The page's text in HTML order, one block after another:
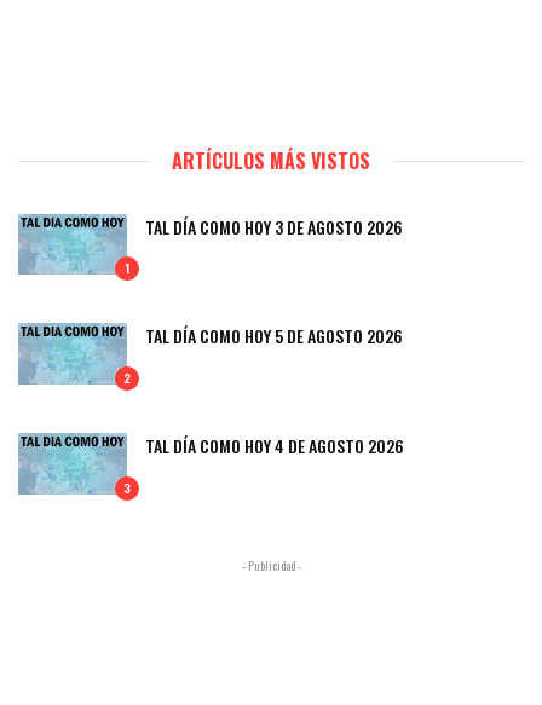
ARTÍCULOS MÁS VISTOS
1
TAL DÍA COMO HOY 3 DE AGOSTO 2026
2
TAL DÍA COMO HOY 5 DE AGOSTO 2026
3
TAL DÍA COMO HOY 4 DE AGOSTO 2026
- Publicidad -